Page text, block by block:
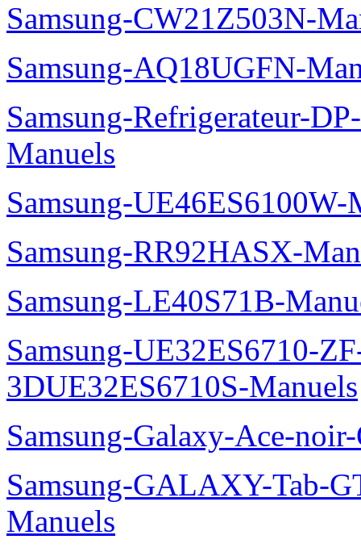
Samsung-CW21Z503N-
Samsung-AQ18UGFN-
Samsung-Refrigerateur-
Manuels
Samsung-UE46ES6100W-
Samsung-RR92HASX-
Samsung-LE40S71B-
Samsung-UE32ES6710-
3DUE32ES6710S-Manuels
Samsung-Galaxy-Ace-
Samsung-GALAXY-Tab-
Manuels